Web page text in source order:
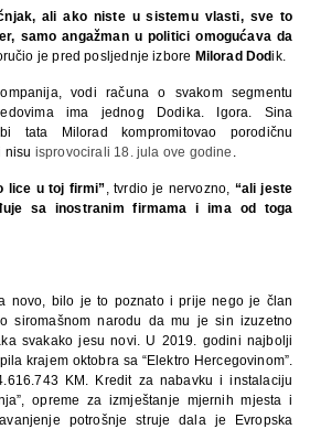
ali ako niste u sistemu vlasti, sve to
samo angažman u politici omogućava da
je pred posljednje izbore Milorad Dodik.
vodi računa o svakom segmentu
ima jednog Dodika. Igora. Sina
tata Milorad kompromitovao porodičnu
nisu isprovocirali 18. jula ove godine
lice u toj firmi” , tvrdio je nervozno, “ali jeste
sa inostranim firmama i ima od toga
novo, bilo je to poznato i prije nego je član
siromašnom narodu da mu je sin izuzetno
svakako jesu novi. U 2019. godini najbolji
krajem oktobra sa “Elektro Hercegovinom”.
KM. Kredit za nabavku i instalaciju
opreme za izmještanje mjernih mjesta i
potrošnje struje dala je Evropska